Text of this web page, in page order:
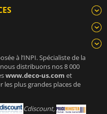
à l’INPI. Spécialiste de la
distribuons nos 8 000
www.deco-us.com et
les plus grandes places de
Cdiscount,